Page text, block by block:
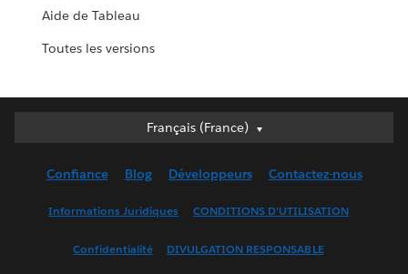
Aide de Tableau
Toutes les versions
Français (France)
Français (France)
English (UK)
Français (Canada)
Confiance Blog Développeurs Contactez-nous
Informations Juridiques CONDITIONS D'UTILISATION
Confidentialité DIVULGATION RESPONSABLE